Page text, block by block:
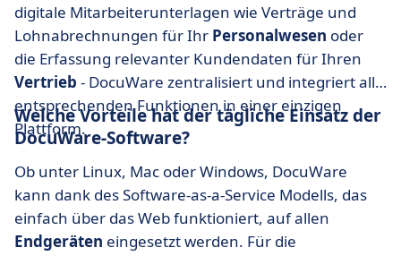
digitale Mitarbeiterunterlagen wie Verträge und
Lohnabrechnungen für Ihr Personalwesen oder
die Erfassung relevanter Kundendaten für Ihren
Vertrieb - DocuWare zentralisiert und integriert alle
entsprechenden Funktionen in einer einzigen
Plattform.
Welche Vorteile hat der tägliche Einsatz der
DocuWare-Software?
Ob unter Linux, Mac oder Windows, DocuWare
kann dank des Software-as-a-Service Modells, das
einfach über das Web funktioniert, auf allen
Endgeräten eingesetzt werden. Für die